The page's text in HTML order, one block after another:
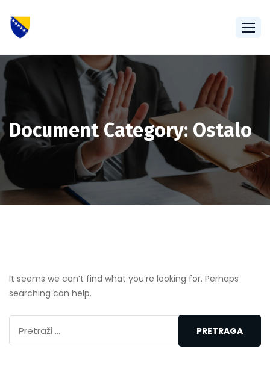
Document Category:Ostalo
It seems we can’t find what you’re looking for. Perhaps
searching can help.